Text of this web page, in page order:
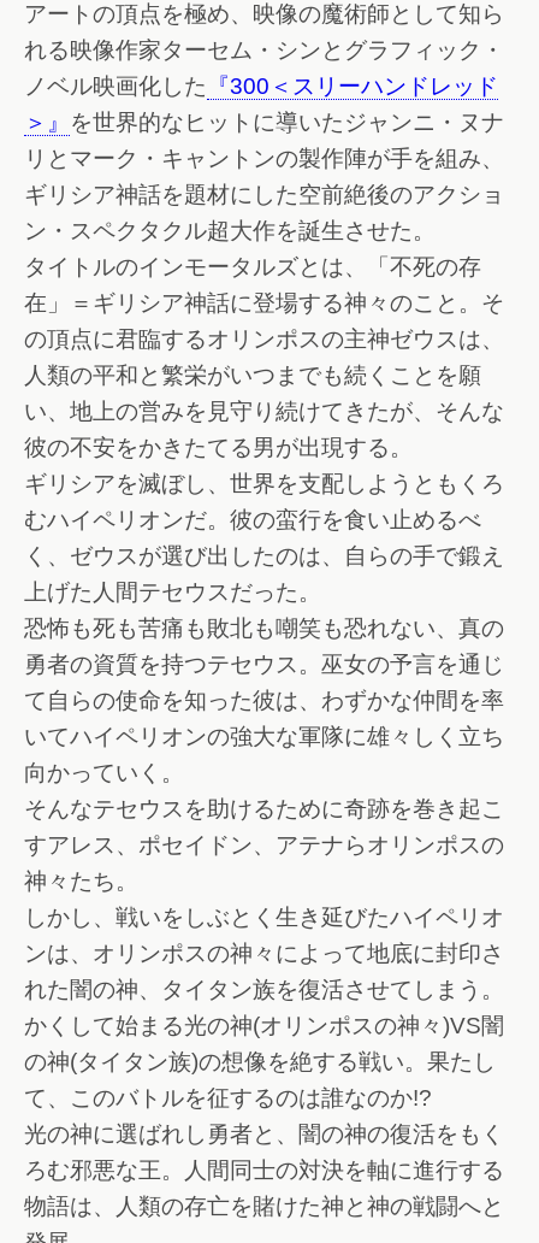
アートの頂点を極め、映像の魔術師として知ら
れる映像作家ターセム・シンとグラフィック・
ノベル映画化した 『300＜スリーハンドレッド
＞』 を世界的なヒットに導いたジャンニ・ヌナ
リとマーク・キャントンの製作陣が手を組み、
ギリシア神話を題材にした空前絶後のアクショ
ン・スペクタクル超大作を誕生させた。
タイトルのインモータルズとは、「不死の存
在」＝ギリシア神話に登場する神々のこと。そ
の頂点に君臨するオリンポスの主神ゼウスは、
人類の平和と繁栄がいつまでも続くことを願
い、地上の営みを見守り続けてきたが、そんな
彼の不安をかきたてる男が出現する。
ギリシアを滅ぼし、世界を支配しようともくろ
むハイペリオンだ。彼の蛮行を食い止めるべ
く、ゼウスが選び出したのは、自らの手で鍛え
上げた人間テセウスだった。
恐怖も死も苦痛も敗北も嘲笑も恐れない、真の
勇者の資質を持つテセウス。巫女の予言を通じ
て自らの使命を知った彼は、わずかな仲間を率
いてハイペリオンの強大な軍隊に雄々しく立ち
向かっていく。
そんなテセウスを助けるために奇跡を巻き起こ
すアレス、ポセイドン、アテナらオリンポスの
神々たち。
しかし、戦いをしぶとく生き延びたハイペリオ
ンは、オリンポスの神々によって地底に封印さ
れた闇の神、タイタン族を復活させてしまう。
かくして始まる光の神(オリンポスの神々)VS闇
の神(タイタン族)の想像を絶する戦い。果たし
て、このバトルを征するのは誰なのか!?
光の神に選ばれし勇者と、闇の神の復活をもく
ろむ邪悪な王。人間同士の対決を軸に進行する
物語は、人類の存亡を賭けた神と神の戦闘へと